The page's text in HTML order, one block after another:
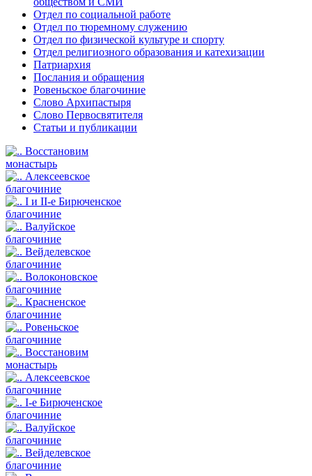
Отдел по социальной работе
Отдел по тюремному служению
Отдел по физической культуре и спорту
Отдел религиозного образования и катехизации
Патриархия
Послания и обращения
Ровеньское благочиние
Слово Архипастыря
Слово Первосвятителя
Статьи и публикации
Восстановим
монастырь
Алексеевское
благочиние
I и II-е Бирюченское
благочиние
Валуйское
благочиние
Вейделевское
благочиние
Волоконовское
благочиние
Красненское
благочиние
Ровеньское
благочиние
Восстановим
монастырь
Алексеевское
благочиние
I-е Бирюченское
благочиние
Валуйское
благочиние
Вейделевское
благочиние